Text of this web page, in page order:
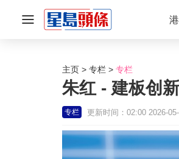
主页 专栏 专栏
朱红 - 建板创
专栏 更新时间：02:00 2026-